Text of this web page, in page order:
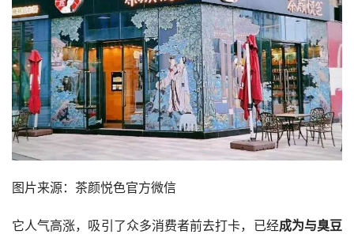
图片来源：茶颜悦色官方微信
它人气高涨，吸引了众多消费者前去打卡，已经成为与臭豆